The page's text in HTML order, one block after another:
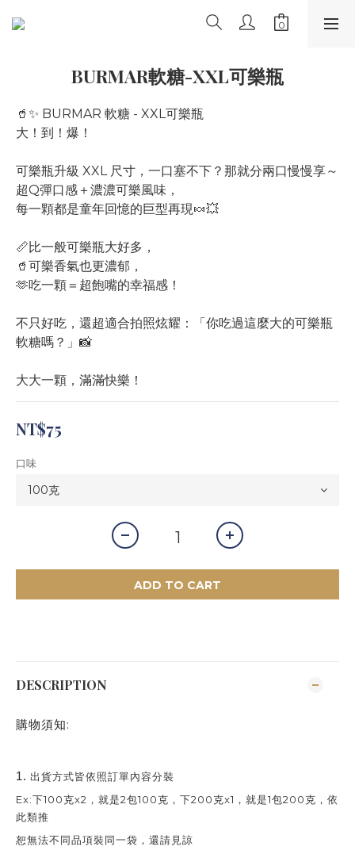
BURMAR軟糖-XXL可樂瓶
🥤✨ BURMAR 軟糖 - XXL可樂瓶
大！到！爆！
可樂瓶升級 XXL 尺寸，一口塞不下？那就分兩口慢慢享～
超Q彈口感＋濃濃可樂風味，
每一顆都是童年回憶的巨型再現🍬💥
📏比一般可樂瓶大好多，
🥤可樂香氣也更濃郁，
🫶吃一顆＝超飽嘴的幸福感！
不只好吃，還超適合拍照炫耀：「你吃過這麼大的可樂瓶
軟糖嗎？」📸
大大一顆，滿滿快樂！
NT$75
口味
ADD TO CART
DESCRIPTION
購物須知:
1. 出貨方式皆依照訂單內容分裝
Ex:下100克x2，就是2包100克，下200克x1，就是1包200克，依
此類推
恕無法不同品項裝同一袋，還請見諒